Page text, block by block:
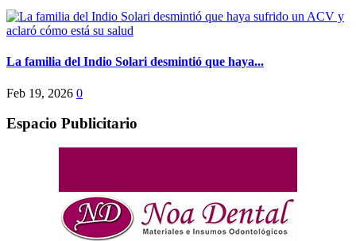
La familia del Indio Solari desmintió que haya...
Feb 19, 2026 0
Espacio Publicitario